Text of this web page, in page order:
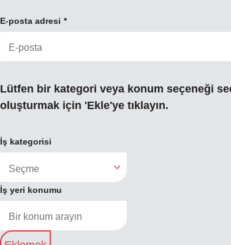
E-posta adresi
Lütfen bir kategori veya konum seçeneği
oluşturmak için 'Ekle'ye tıklayın.
İş kategorisi
İş yeri konumu